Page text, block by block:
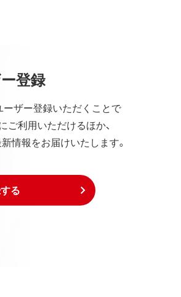
登録
ーザー登録いただくことで
利用いただけるほか、
情報をお届けいたします。
る